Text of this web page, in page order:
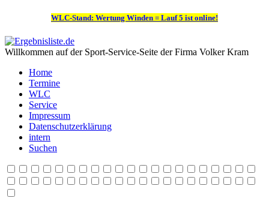
WLC-Stand: Wertung Winden = Lauf 5 ist online!
Willkommen auf der Sport-Service-Seite der Firma Volker Kram
Home
Termine
WLC
Service
Impressum
Datenschutzerklärung
intern
Suchen